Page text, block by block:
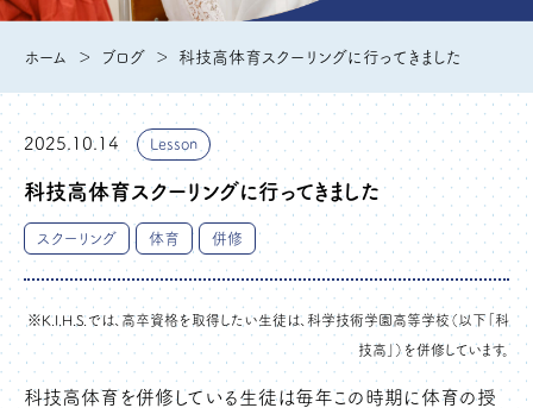
ホーム ブログ 科技高体育スクーリングに行ってきました
2025.10.14 Lesson
科技高体育スクーリングに行ってきました
スクーリング 体育 併修
※K.I.H.S.では、高卒資格を取得したい生徒は、科学技術学園高等学校（以下「科
技高」）を併修しています。
科技高体育を併修している生徒は毎年この時期に体育の授